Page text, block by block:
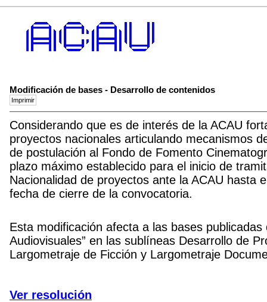
Modificación de bases - Desarrollo de contenidos
Considerando que es de interés de la ACAU
proyectos nacionales articulando mecanismos
de postulación al Fondo de Fomento
plazo máximo establecido para el inicio de
Nacionalidad de proyectos ante la ACAU hasta
fecha de cierre de la convocatoria.
Esta modificación afecta a las bases
Audiovisuales” en las sublíneas Desarrollo de
Largometraje de Ficción y Largometraje
Ver resolución